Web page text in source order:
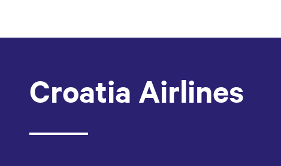
Croatia Airlines